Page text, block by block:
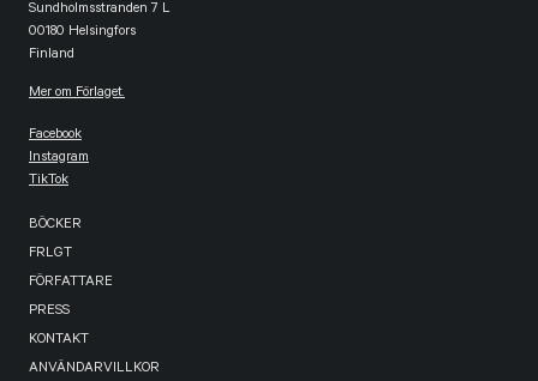
Sundholmsstranden 7 L
00180 Helsingfors
Finland
Mer om Förlaget.
Facebook
Instagram
TikTok
BÖCKER
FRLGT
FÖRFATTARE
PRESS
KONTAKT
ANVÄNDARVILLKOR